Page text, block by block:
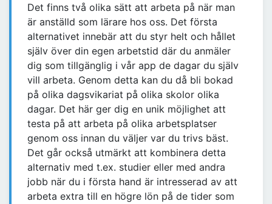
Det finns två olika sätt att arbeta på när man
är anställd som lärare hos oss. Det första
alternativet innebär att du styr helt och hållet
själv över din egen arbetstid där du anmäler
dig som tillgänglig i vår app de dagar du själv
vill arbeta. Genom detta kan du då bli bokad
på olika dagsvikariat på olika skolor olika
dagar. Det här ger dig en unik möjlighet att
testa på att arbeta på olika arbetsplatser
genom oss innan du väljer var du trivs bäst.
Det går också utmärkt att kombinera detta
alternativ med t.ex. studier eller med andra
jobb när du i första hand är intresserad av att
arbeta extra till en högre lön på de tider som